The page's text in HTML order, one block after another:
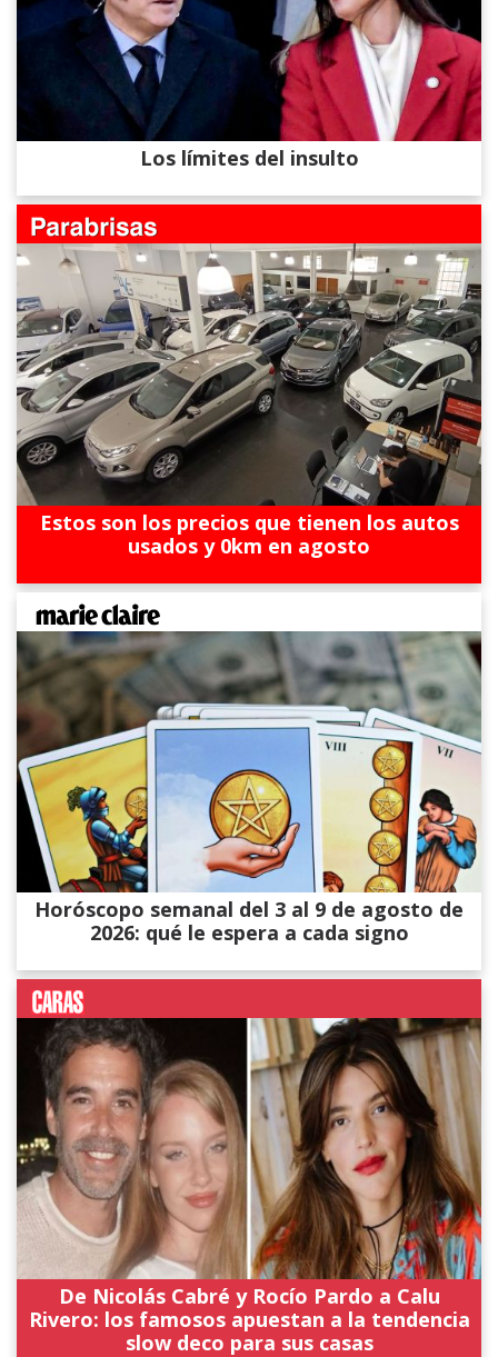
Los límites del insulto
Estos son los precios que tienen los autos
usados y 0km en agosto
Horóscopo semanal del 3 al 9 de agosto de
2026: qué le espera a cada signo
De Nicolás Cabré y Rocío Pardo a Calu
Rivero: los famosos apuestan a la tendencia
slow deco para sus casas